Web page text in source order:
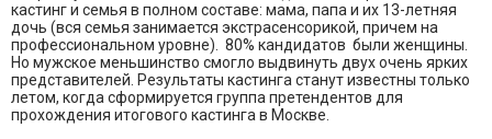
кастинг и семья в полном составе: мама, папа и их 13-летняя
дочь (вся семья занимается экстрасенсорикой, причем на
профессиональном уровне). 80% кандидатов были женщины.
Но мужское меньшинство смогло выдвинуть двух очень ярких
представителей. Результаты кастинга станут известны только
летом, когда сформируется группа претендентов для
прохождения итогового кастинга в Москве.